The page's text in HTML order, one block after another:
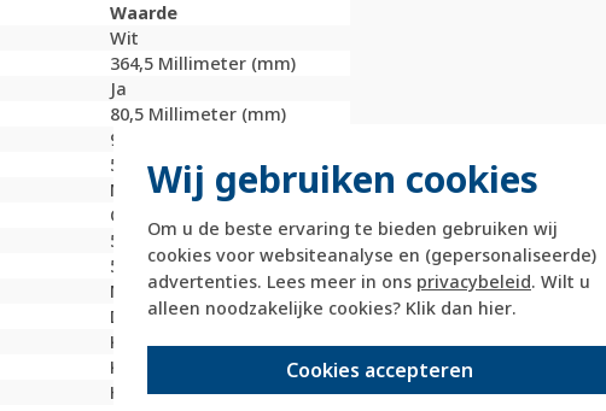
Wij gebruiken cookies
Om u de beste ervaring te bieden gebruiken wij
cookies voor websiteanalyse en (gepersonaliseerde)
advertenties. Lees meer in ons privacybeleid. Wilt u
alleen noodzakelijke cookies? Klik dan hier.
Cookies accepteren
Waarde
Wit
364,5 Millimeter (mm)
Ja
80,5 Millimeter (mm)
9,9 Millimeter (mm)
5
Nee
Onbehandeld
59,3 Millimeter (mm)
59,3 Millimeter (mm)
Nee
Duroplast
Kunststof
Klembevestiging
Horizontaal en verticaal